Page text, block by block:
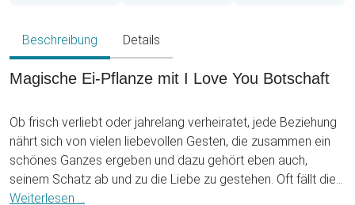
Beschreibung Details
Magische Ei-Pflanze mit I Love You Botschaft
Ob frisch verliebt oder jahrelang verheiratet, jede Beziehung
nährt sich von vielen liebevollen Gesten, die zusammen ein
schönes Ganzes ergeben und dazu gehört eben auch,
seinem Schatz ab und zu die Liebe zu gestehen. Oft fällt dies
aber gerade Männern schwer, sie finden einfach nicht die
Weiterlesen ...